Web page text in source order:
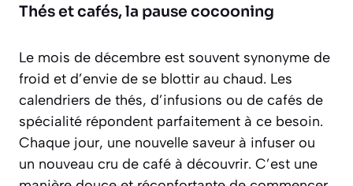
Thés et cafés, la pause cocooning
Le mois de décembre est souvent synonyme de
froid et d’envie de se blottir au chaud. Les
calendriers de thés, d’infusions ou de cafés de
spécialité répondent parfaitement à ce besoin.
Chaque jour, une nouvelle saveur à infuser ou
un nouveau cru de café à découvrir. C’est une